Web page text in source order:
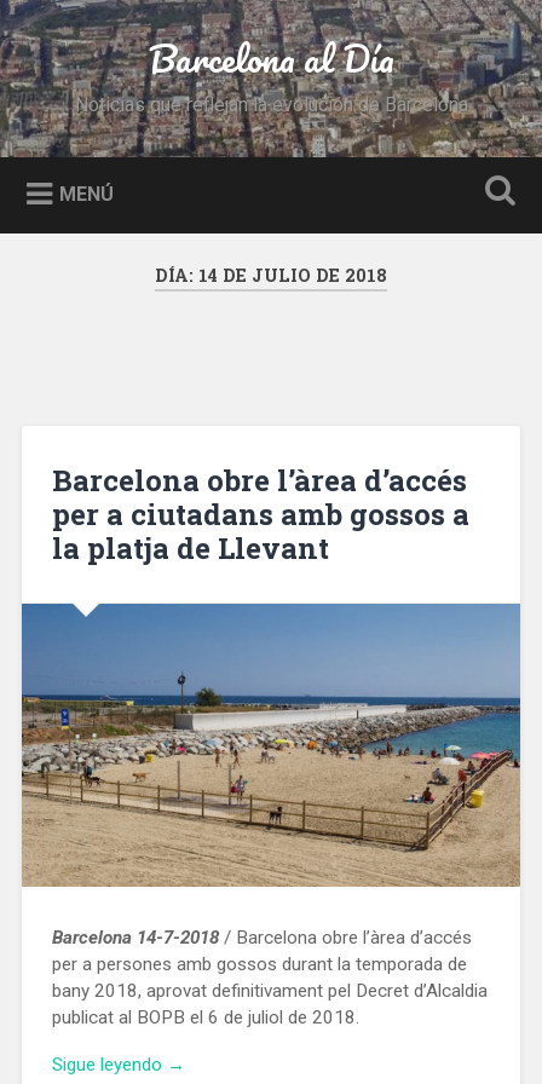
Saltar
al
contenido
Buscar Barcelona al Día
Noticias que reflejan la evolución de Barcelona
MENÚ
DÍA: 14 DE JULIO DE 2018
Barcelona obre l’àrea d’accés
per a ciutadans amb gossos a
la platja de Llevant
Barcelona 14-7-2018/ Barcelona obre l’àrea d’accés
per a persones amb gossos durant la temporada de
bany 2018, aprovat definitivament pel Decret d’Alcaldia
publicat al BOPB el 6 de juliol de 2018.
Sigue leyendo «Barcelona
→